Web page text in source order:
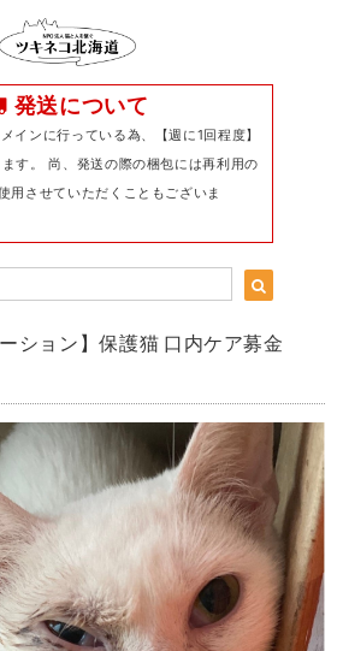
発送について
インに行っている為、【週に1回程度】
す。 尚、発送の際の梱包には再利用の
用させていただくこともございま
。
ーション】保護猫 口内ケア募金